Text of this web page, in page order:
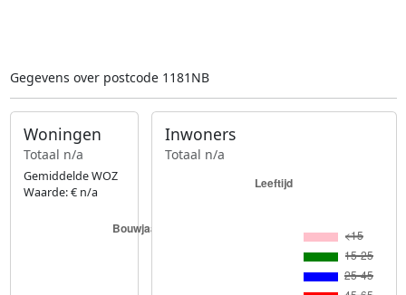
Gegevens over postcode 1181NB
Woningen
Totaal n/a
Gemiddelde WOZ
Waarde: € n/a
Inwoners
Totaal n/a